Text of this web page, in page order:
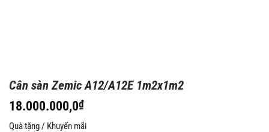
Cân sàn Zemic A12/A12E 1m2x1m2
18.000.000,0₫
Quà tặng / Khuyến mãi